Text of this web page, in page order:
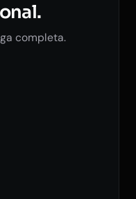
completa.